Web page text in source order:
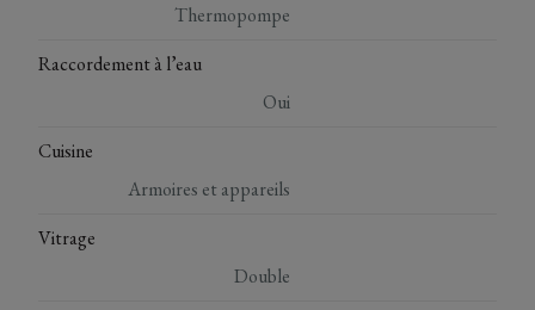
Thermopompe
Raccordement à l’eau
Oui
Cuisine
Armoires et appareils
Vitrage
Double